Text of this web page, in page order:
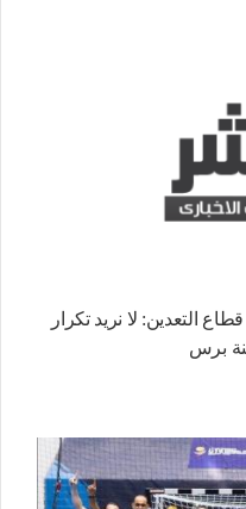
التعدين: لا نريد تكرار
برس